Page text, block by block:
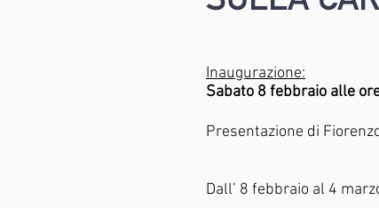
Inaugurazione:
Sabato 8 febbraio alle
​Presentazione di
Dall’ 8 febbraio al 4